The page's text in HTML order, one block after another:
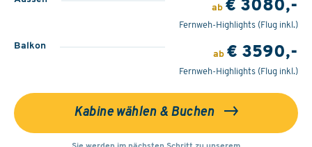
ab € 3080,-
Fernweh-Highlights (Flug inkl.)
Balkon
ab € 3590,-
Fernweh-Highlights (Flug inkl.)
Kabine wählen & Buchen